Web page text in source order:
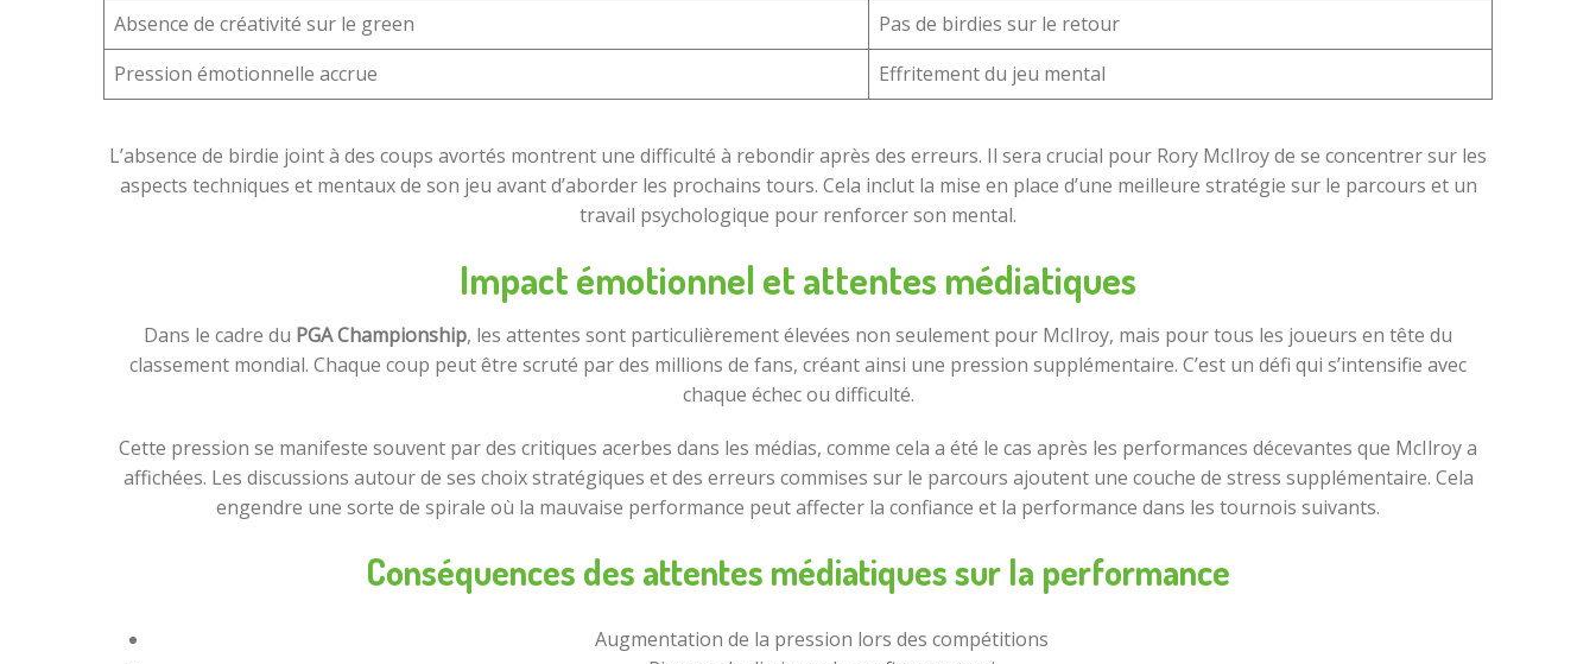
Absence de créativité sur le green
Pas de birdies sur le retour
Pression émotionnelle accrue
Effritement du jeu mental
L’absence de birdie joint à des coups avortés montrent une difficulté à rebondir après des erreurs. Il sera crucial pour Rory McIlroy de se concentrer sur les
aspects techniques et mentaux de son jeu avant d’aborder les prochains tours. Cela inclut la mise en place d’une meilleure stratégie sur le parcours et un
travail psychologique pour renforcer son mental.
Impact émotionnel et attentes médiatiques
Dans le cadre du PGA Championship, les attentes sont particulièrement élevées non seulement pour McIlroy, mais pour tous les joueurs en tête du
classement mondial. Chaque coup peut être scruté par des millions de fans, créant ainsi une pression supplémentaire. C’est un défi qui s’intensifie avec
chaque échec ou difficulté.
Cette pression se manifeste souvent par des critiques acerbes dans les médias, comme cela a été le cas après les performances décevantes que McIlroy a
affichées. Les discussions autour de ses choix stratégiques et des erreurs commises sur le parcours ajoutent une couche de stress supplémentaire. Cela
engendre une sorte de spirale où la mauvaise performance peut affecter la confiance et la performance dans les tournois suivants.
Conséquences des attentes médiatiques sur la performance
Augmentation de la pression lors des compétitions